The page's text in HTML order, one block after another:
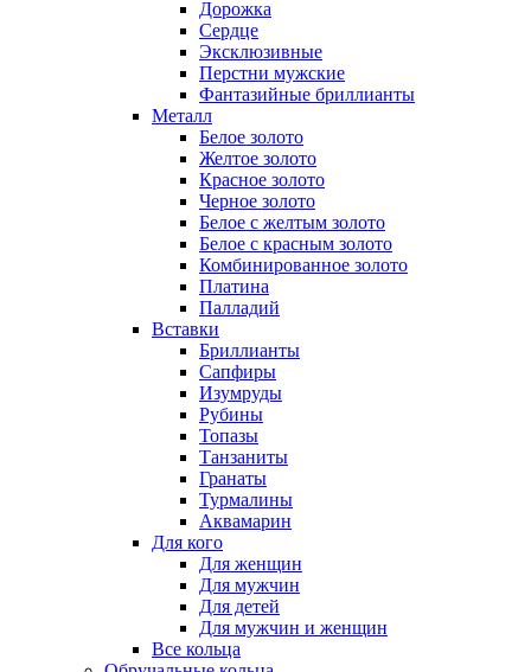
Дорожка
Сердце
Эксклюзивные
Перстни мужские
Фантазийные бриллианты
Металл
Белое золото
Желтое золото
Красное золото
Черное золото
Белое с желтым золото
Белое с красным золото
Комбинированное золото
Платина
Палладий
Вставки
Бриллианты
Сапфиры
Изумруды
Рубины
Топазы
Танзаниты
Гранаты
Турмалины
Аквамарин
Для кого
Для женщин
Для мужчин
Для детей
Для мужчин и женщин
Все кольца